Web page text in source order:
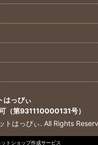
はっぴぃ
（第931110000131号）
はっぴぃ. All Rights
ットショップ作成サービス